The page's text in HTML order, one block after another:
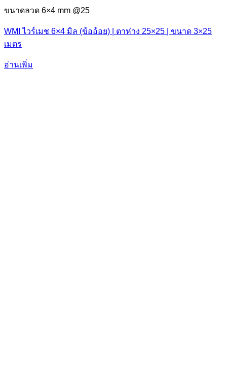
ขนาดลวด 6×4 mm @25
WMI ไวร์เมช 6×4 มิล (ข้ออ้อย) | ตาห่าง 25×25 | ขนาด 3×25
เมตร
อ่านเพิ่ม